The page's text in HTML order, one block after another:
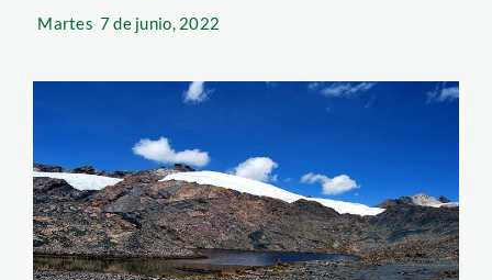
Martes 7 de junio, 2022